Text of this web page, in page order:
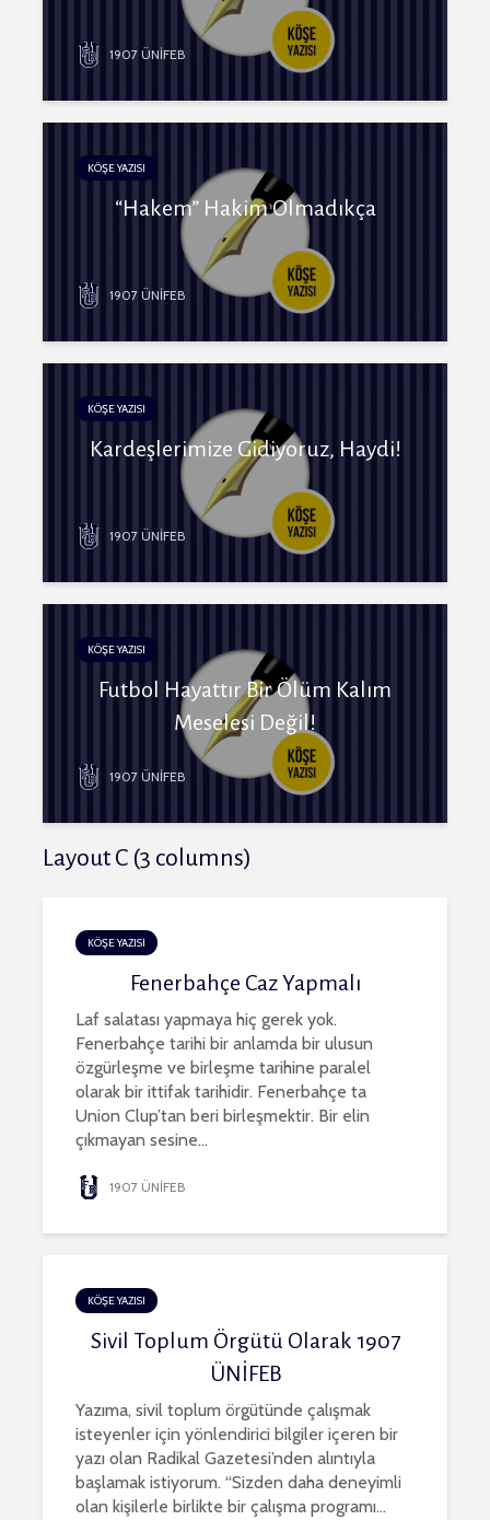
1907 ÜNİFEB
KÖŞE YAZISI
“Hakem” Hakim Olmadıkça
1907 ÜNİFEB
KÖŞE YAZISI
Kardeşlerimize Gidiyoruz, Haydi!
1907 ÜNİFEB
KÖŞE YAZISI
Futbol Hayattır Bir Ölüm Kalım
Meselesi Değil!
1907 ÜNİFEB
Layout C (3 columns)
KÖŞE YAZISI
Fenerbahçe Caz Yapmalı
Laf salatası yapmaya hiç gerek yok.
Fenerbahçe tarihi bir anlamda bir ulusun
özgürleşme ve birleşme tarihine paralel
olarak bir ittifak tarihidir. Fenerbahçe ta
Union Clup’tan beri birleşmektir. Bir elin
çıkmayan sesine...
1907 ÜNİFEB
KÖŞE YAZISI
Sivil Toplum Örgütü Olarak 1907
ÜNİFEB
Yazıma, sivil toplum örgütünde çalışmak
isteyenler için yönlendirici bilgiler içeren bir
yazı olan Radikal Gazetesi’nden alıntıyla
başlamak istiyorum. “Sizden daha deneyimli
olan kişilerle birlikte bir çalışma programı...